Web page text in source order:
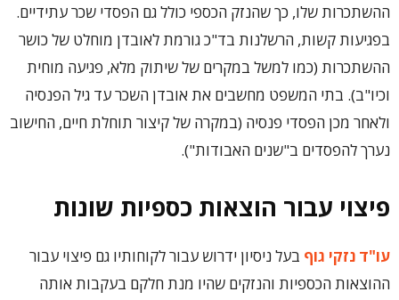
ההשתכרות שלו, כך שהנזק הכספי כולל גם הפסדי שכר עתידיים.
בפגיעות קשות, הרשלנות בד"כ גורמת לאובדן מוחלט של כושר
ההשתכרות (כמו למשל במקרים של שיתוק מלא, פגיעה מוחית
וכיו"ב). בתי המשפט מחשבים את אובדן השכר עד גיל הפנסיה
ולאחר מכן הפסדי פנסיה (במקרה של קיצור תוחלת חיים, החישוב
נערך להפסדים ב"שנים האבודות").
פיצוי עבור הוצאות כספיות שונות
עו"ד נזקי גוף בעל ניסיון ידרוש עבור לקוחותיו גם פיצוי עבור
ההוצאות הכספיות והנזקים שהיו מנת חלקם בעקבות אותה